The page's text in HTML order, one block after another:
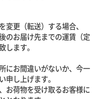
更（転送）する場合、
のお届け先までの運賃（定
します。
にお間違いがないか、今一
申し上げます。
お荷物を受け取るお客様に